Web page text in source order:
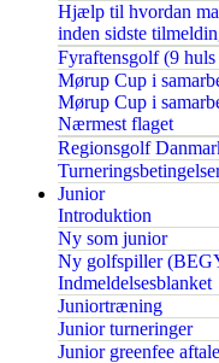
Hjælp til hvordan
inden sidste
Fyraftensgolf (9
Mørup Cup i
Mørup Cup i
Nærmest flaget
Regionsgolf
Junior
Introduktion
Ny som junior
Ny golfspiller
Indmeldelsesblanket
Juniortræning
Junior turneringer
Junior greenfee